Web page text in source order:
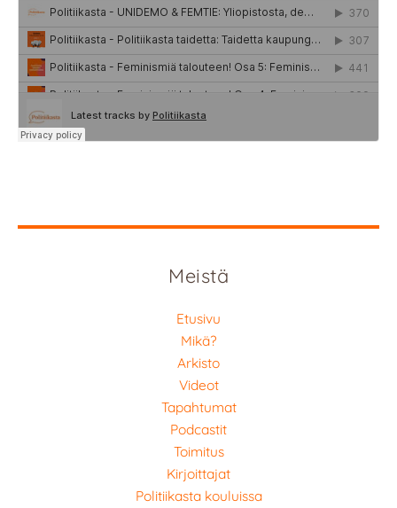
Meistä
Etusivu
Mikä?
Arkisto
Videot
Tapahtumat
Podcastit
Toimitus
Kirjoittajat
Politiikasta kouluissa